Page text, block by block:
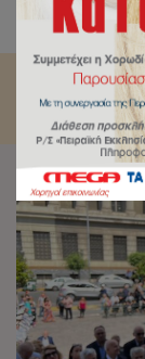
πανηγύρισε
Ιερός Ναός